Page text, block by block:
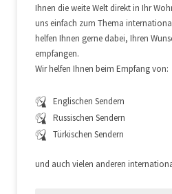
Ihnen die weite Welt direkt in Ihr
uns einfach zum Thema
helfen Ihnen gerne dabei, Ihren
empfangen.
Wir helfen Ihnen beim Empfang von:
Englischen Sendern
Russischen Sendern
Türkischen Sendern
und auch vielen anderen